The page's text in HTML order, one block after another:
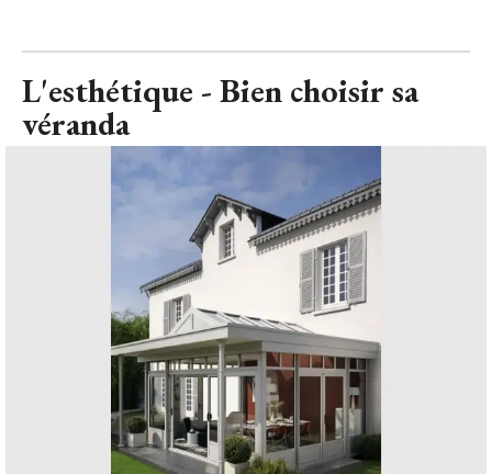
© Rénoval
De forme ovale, carrée, triangulaire, rectangulaire... De style